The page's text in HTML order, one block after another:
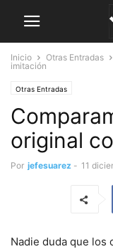
Inicio Otras Entradas
imitación
Otras Entradas
original
Por jefesuarez - 11
Nadie duda que los